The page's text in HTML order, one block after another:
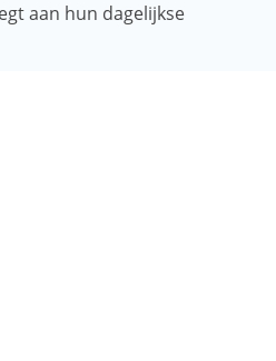
aan hun dagelijkse